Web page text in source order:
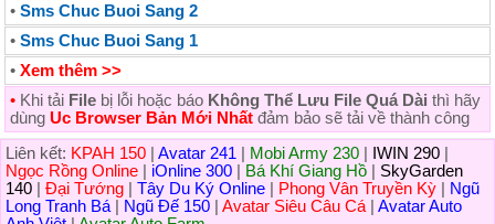
• Sms Chuc Buoi Sang 2
• Sms Chuc Buoi Sang 1
• Xem thêm >>
• Khi tải File bị lỗi hoặc báo Không Thể Lưu File Quá Dài thì hãy
dùng Uc Browser Bản Mới Nhất đảm bảo sẽ tải về thành công
Liên kết: KPAH 150 Avatar 241 Mobi Army 230 IWIN 290
Ngọc Rồng Online
iOnline 300 Bá Khí Giang Hồ
SkyGarden
140
Đại Tướng Tây Du Ký Online Phong Vân Truyền Kỳ
Ngũ
Long Tranh Bá
Ngũ Đế 150 Avatar Siêu Câu Cá
Avatar Auto